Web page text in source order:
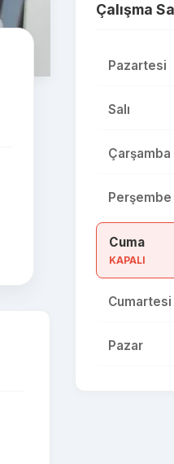
Çalışma
Pazartesi
Salı
Çarşamba
Perşembe
Cuma
KAPALI
Cumartesi
Pazar